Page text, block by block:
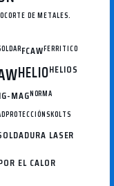
CORTE DE METALES.
FCAWFERRITICO
HELIOHELIOS
MAGNORMA
PROTECCIÓNSKOLTS
LASER
EL CALOR